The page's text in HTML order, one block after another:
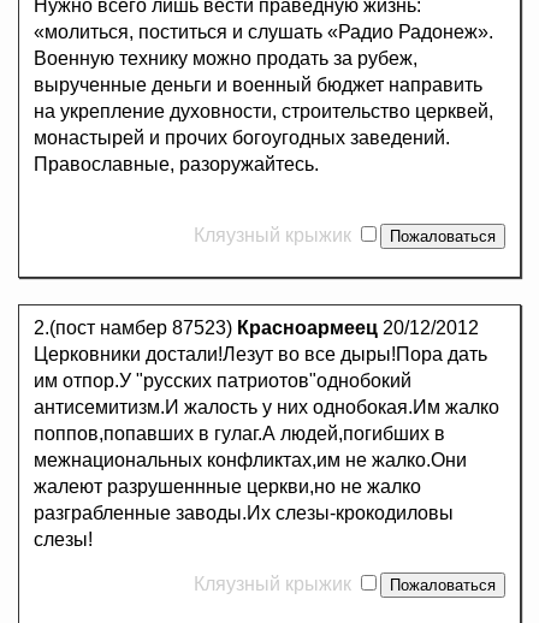
Нужно всего лишь вести праведную жизнь:
«молиться, поститься и слушать «Радио Радонеж».
Военную технику можно продать за рубеж,
вырученные деньги и военный бюджет направить
на укрепление духовности, строительство церквей,
монастырей и прочих богоугодных заведений.
Православные, разоружайтесь.
Кляузный крыжик
2.(пост намбер 87523) Красноармеец 20/12/2012
Церковники достали!Лезут во все дыры!Пора дать
им отпор.У "русских патриотов"однобокий
антисемитизм.И жалость у них однобокая.Им жалко
поппов,попавших в гулаг.А людей,погибших в
межнациональных конфликтах,им не жалко.Они
жалеют разрушеннные церкви,но не жалко
разграбленные заводы.Их слезы-крокодиловы
слезы!
Кляузный крыжик